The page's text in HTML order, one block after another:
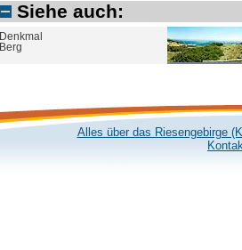
Siehe auch:
Denkmal
Berg
Alles über das Riesengebirge